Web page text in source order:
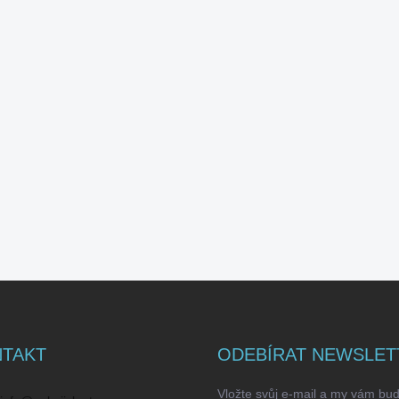
ODEBÍRAT
Vložte svůj e-mail a my vám